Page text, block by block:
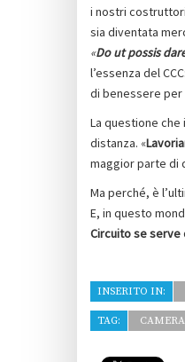
i nostri
sia diventata
«Do ut possis
l’essenza del
di benessere
La questione
distanza. «
maggior parte di
Ma perché, è
E, in questo
Circuito se serve
INSERITO IN:
TAG: